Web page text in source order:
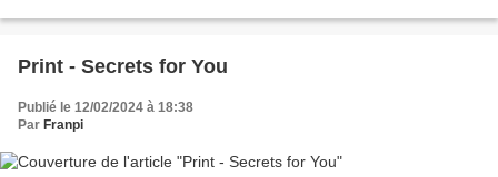
Print - Secrets for You
Publié le 12/02/2024 à 18:38
Par Franpi